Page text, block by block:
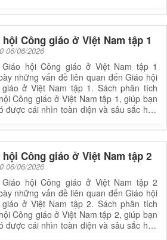
và sâu sắc hơn về lĩnh vực này. Để
nội dung cụ thể, bạn đọc có thể tìm
để đọc
hội Công giáo ở Việt Nam tập 1
06/06/2026
Giáo hội Công giáo ở Việt Nam tập 1
những vấn đề liên quan đến Giáo hội
giáo ở Việt Nam tập 1. Sách phân tích
Công giáo ở Việt Nam tập 1, giúp bạn
được cái nhìn toàn diện và sâu sắc hơn
có thể tìm cuốn sách để đọc
hội Công giáo ở Việt Nam tập 2
06/06/2026
Giáo hội Công giáo ở Việt Nam tập 2
những vấn đề liên quan đến Giáo hội
giáo ở Việt Nam tập 2. Sách phân tích
Công giáo ở Việt Nam tập 2, giúp bạn
được cái nhìn toàn diện và sâu sắc hơn